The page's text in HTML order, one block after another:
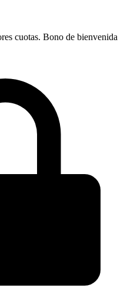
cuotas. Bono de bienvenida